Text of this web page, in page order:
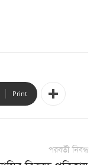
Print
পরবর্তী নিবন্ধ